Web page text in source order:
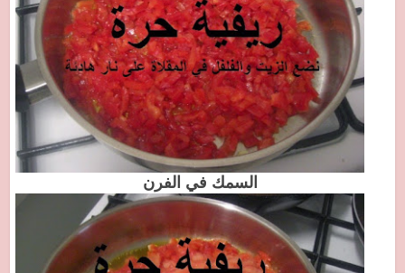
السمك في الفرن